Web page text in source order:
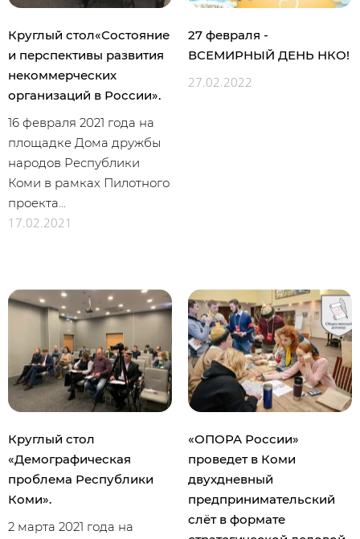
Круглый стол«Состояние
и перспективы развития
некоммерческих
организаций в России».
16 февраля 2021 года на
площадке Дома дружбы
народов Республики
Коми в рамках Пилотного
проекта...
17.02.2021
27 февраля -
ВСЕМИРНЫЙ ДЕНЬ НКО!
27.02.2022
Круглый стол
«Демографическая
проблема Республики
Коми».
2 марта 2021 года на
«ОПОРА России»
проведет в Коми
двухдневный
предпринимательский
слёт в формате